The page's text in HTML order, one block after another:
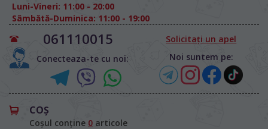
Luni-Vineri: 11:00 - 20:00
Sâmbătă-Duminica: 11:00 - 19:00
061110015
Conecteaza-te cu noi:
Solicitați un apel
Noi suntem pe:
COŞ
Coșul conține 0 articole